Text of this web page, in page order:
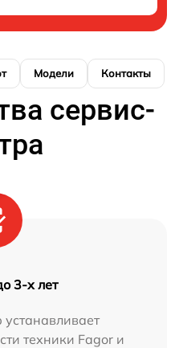
Модели Контакты
сервис-
3-х лет
техники Fagor и